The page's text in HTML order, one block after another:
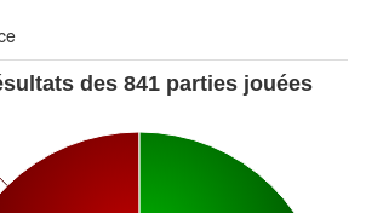
des 841 parties jouées